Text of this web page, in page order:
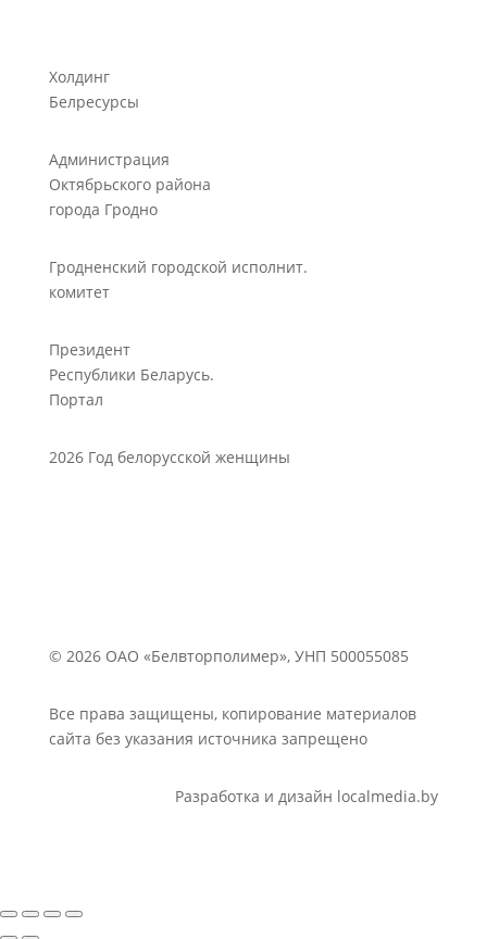
Холдинг
Белресурсы
Администрация
Октябрьского района
города Гродно
Гродненский городской исполнит.
комитет
Президент
Республики Беларусь.
Портал
2026 Год белорусской женщины
© 2026 ОАО «Белвторполимер», УНП 500055085
Все права защищены, копирование материалов
сайта без указания источника запрещено
Разработка и дизайн localmedia.by